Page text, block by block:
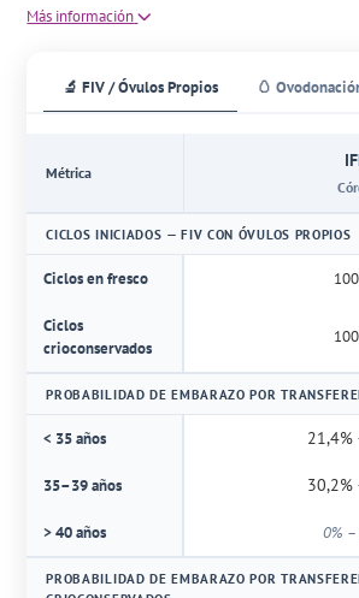
Más información
🔬 FIV / Óvulos Propios 🥚
Métrica
CICLOS INICIADOS — FIV CON ÓVULOS PROPIOS
Ciclos en fresco
Ciclos
crioconservados
PROBABILIDAD DE EMBARAZO POR
< 35 años 21,4%
35–39 años 30,2%
> 40 años 0% –
PROBABILIDAD DE EMBARAZO POR